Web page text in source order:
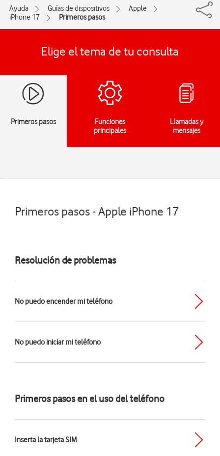
Ayuda Guías de dispositivos
Apple
iPhone 17
Primeros pasos
Elige el tema de tu consulta
Primeros pasos
Funciones
principales
Llamadas y
mensajes
Primeros pasos - Apple iPhone 17
Resolución de problemas
No puedo encender mi teléfono
No puedo iniciar mi teléfono
Primeros pasos en el uso del teléfono
Inserta la tarjeta SIM